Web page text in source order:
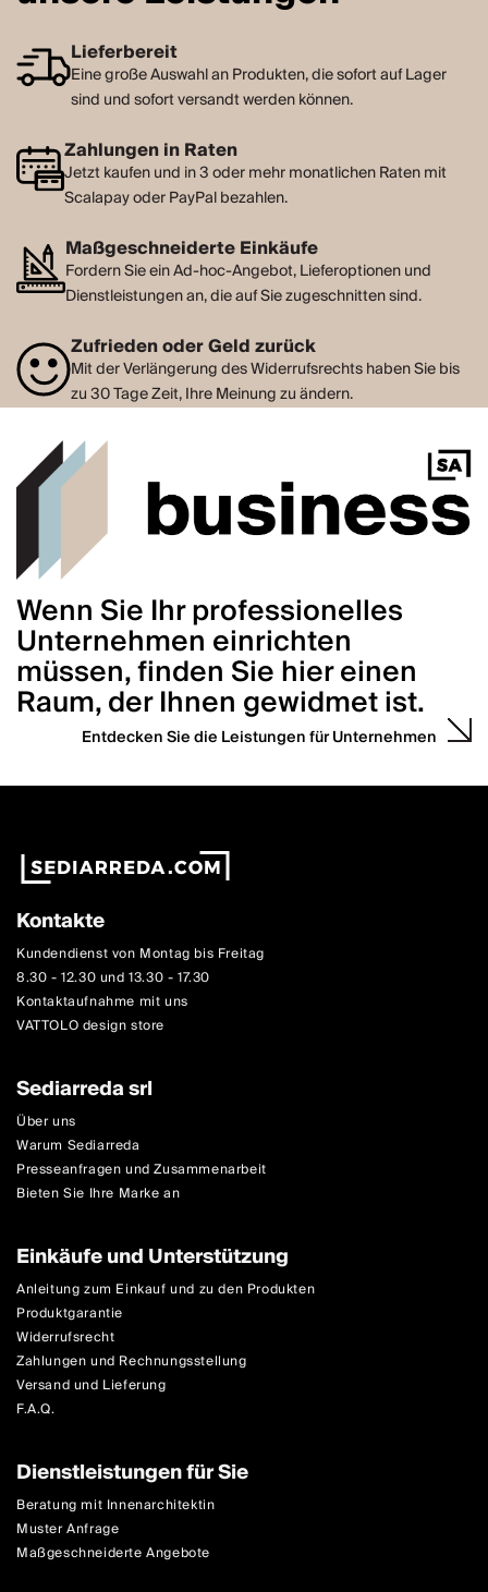
Lieferbereit
Eine große Auswahl an Produkten, die sofort auf Lager
sind und sofort versandt werden können.
Zahlungen in Raten
Jetzt kaufen und in 3 oder mehr monatlichen Raten mit
Scalapay oder PayPal bezahlen.
Maßgeschneiderte Einkäufe
Fordern Sie ein Ad-hoc-Angebot, Lieferoptionen und
Dienstleistungen an, die auf Sie zugeschnitten sind.
Zufrieden oder Geld zurück
Mit der Verlängerung des Widerrufsrechts haben Sie bis
zu 30 Tage Zeit, Ihre Meinung zu ändern.
Wenn Sie Ihr professionelles
Unternehmen einrichten
müssen, finden Sie hier einen
Raum, der Ihnen gewidmet ist.
Entdecken Sie die Leistungen für Unternehmen
Kontakte
Kundendienst von Montag bis Freitag
8.30 - 12.30 und 13.30 - 17.30
Kontaktaufnahme mit uns
VATTOLO design store
Sediarreda srl
Über uns
Warum Sediarreda
Presseanfragen und Zusammenarbeit
Bieten Sie Ihre Marke an
Einkäufe und Unterstützung
Anleitung zum Einkauf und zu den Produkten
Produktgarantie
Widerrufsrecht
Zahlungen und Rechnungsstellung
Versand und Lieferung
F.A.Q.
Dienstleistungen für Sie
Beratung mit Innenarchitektin
Muster Anfrage
Maßgeschneiderte Angebote